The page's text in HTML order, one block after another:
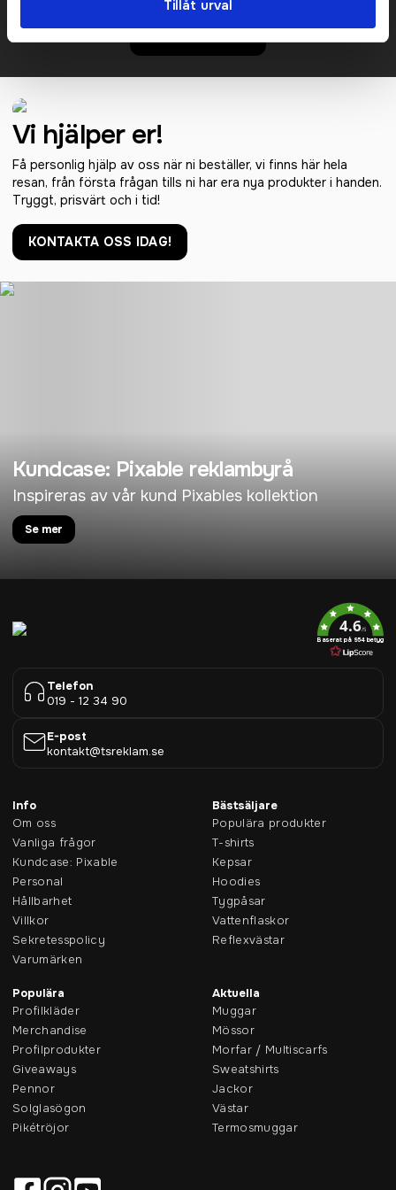
Tillåt urval
Det går också utmärkt att bara ställa frågor!
Vi hjälper er!
Få personlig hjälp av oss när ni beställer, vi finns här hela
resan, från första frågan tills ni har era nya produkter i handen.
Tryggt, prisvärt och i tid!
KONTAKTA OSS IDAG!
Kundcase: Pixable reklambyrå
Inspireras av vår kund Pixables kollektion
Se mer
4.6/5
Baserat på 954 betyg
Telefon
019 - 12 34 90
E-post
kontakt@tsreklam.se
Info
Om oss
Vanliga frågor
Kundcase: Pixable
Personal
Hållbarhet
Villkor
Sekretesspolicy
Varumärken
Bästsäljare
Populära produkter
T-shirts
Kepsar
Hoodies
Tygpåsar
Vattenflaskor
Reflexvästar
Populära
Profilkläder
Merchandise
Profilprodukter
Giveaways
Pennor
Solglasögon
Pikétröjor
Aktuella
Muggar
Mössor
Morfar / Multiscarfs
Sweatshirts
Jackor
Västar
Termosmuggar